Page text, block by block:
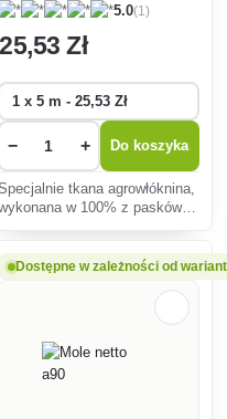
5.0(1)
25,53 Zł
− + Do koszyka
tkana agrowłóknina,
w 100% z pasków
promieniami UV o masie
powierzchniowej 90 g / m2.
Przeznaczona do stosowania
Dostępne w zależności od